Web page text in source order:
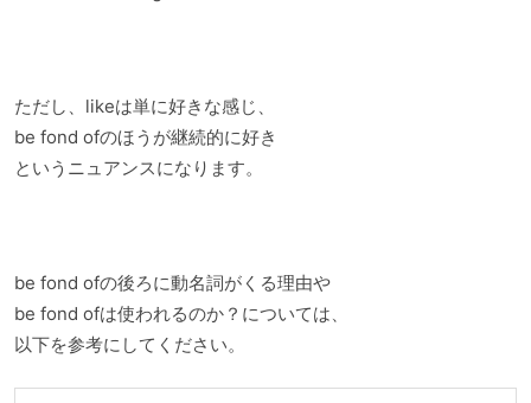
ただし、likeは単に好きな感じ、
be fond ofのほうが継続的に好き
というニュアンスになります。
be fond ofの後ろに動名詞がくる理由や
be fond ofは使われるのか？については、
以下を参考にしてください。